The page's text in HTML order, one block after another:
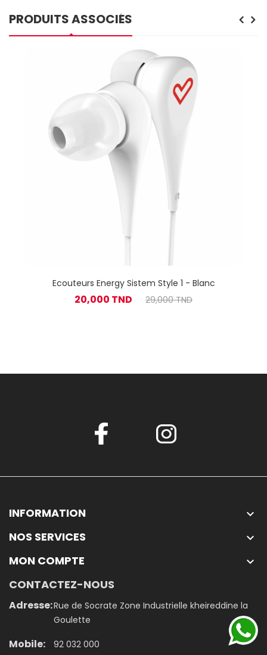
PRODUITS ASSOCIÉS
Ecouteurs Energy Sistem Style 1 - Blanc
20,000 TND 29,000 TND
INFORMATION 
NOS SERVICES 
MON COMPTE 
CONTACTEZ-NOUS
Adresse:Rue de Socrate Zone Industrielle kheireddine la
Goulette
Mobile: 92 032 000